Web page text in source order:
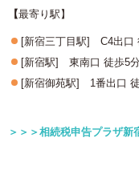
​【最寄り駅】
[新宿三丁目駅] C4出口
[新宿駅] 東南口 徒歩5
[新宿御苑駅] 1番出口
＞＞＞相続税申告プラザ新